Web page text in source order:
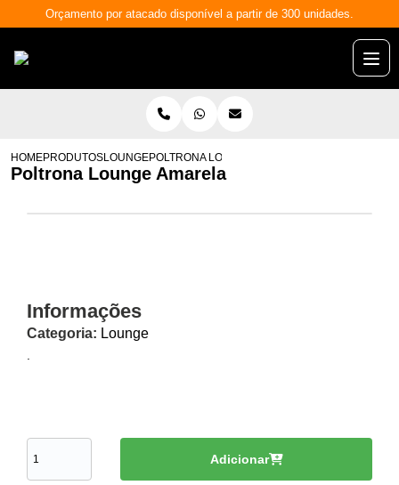
Orçamento por atacado disponível a partir de 300 unidades.
HOMEPRODUTOSLOUNGEPOLTRONA LOUNGE AMARELA
Poltrona Lounge Amarela
Informações
Categoria: Lounge
Adicionar